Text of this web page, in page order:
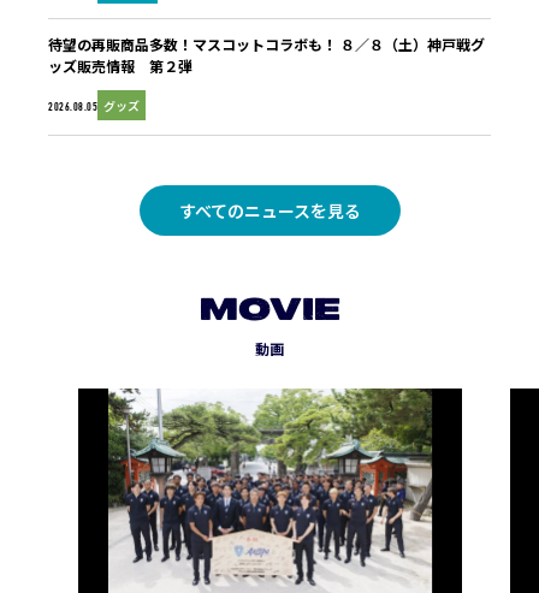
2026.08.05 グッズ
待望の再販商品多数！マスコットコラボも！ ８／８（土）神戸戦グ
ッズ販売情報 第２弾
すべてのニュースを見る
MOVIE
動画